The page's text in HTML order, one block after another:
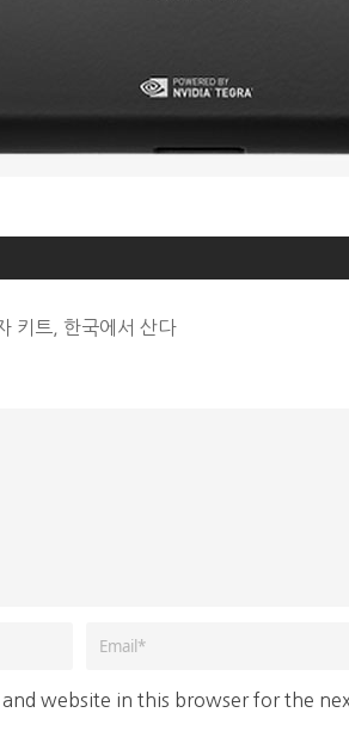
키트, 한국에서 산다
and website in this browser for the